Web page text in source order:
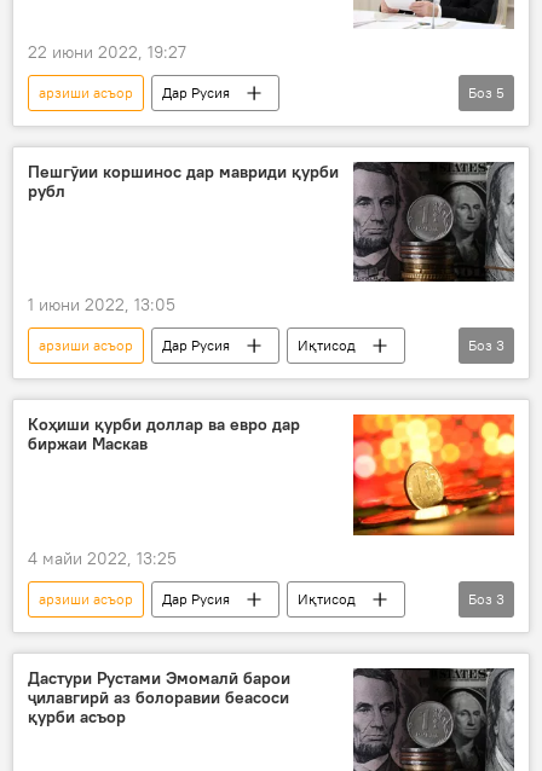
22 июни 2022, 19:27
арзиши асъор
Дар Русия
Владимир Путин
Иқтисод
қарздиҳӣ
фармон
хориҷӣ
рубл
Боз 5
Пешгӯии коршинос дар мавриди қурби
рубл
1 июни 2022, 13:05
арзиши асъор Дар Русия
Иқтисод
молия
маҳдудият амалиёт
Боз 3
Коҳиши қурби доллар ва евро дар
биржаи Маскав
4 майи 2022, 13:25
арзиши асъор Дар Русия
Иқтисод
хариду фурӯш
рубл бонк
Боз 3
Дастури Рустами Эмомалӣ барои
ҷилавгирӣ аз болоравии беасоси
қурби асъор